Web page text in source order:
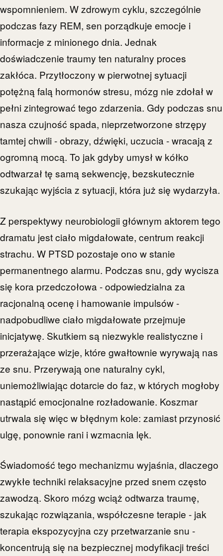
wspomnieniem. W zdrowym cyklu, szczególnie
podczas fazy REM, sen porządkuje emocje i
informacje z minionego dnia. Jednak
doświadczenie traumy ten naturalny proces
zakłóca. Przytłoczony w pierwotnej sytuacji
potężną falą hormonów stresu, mózg nie zdołał w
pełni zintegrować tego zdarzenia. Gdy podczas snu
nasza czujność spada, nieprzetworzone strzępy
tamtej chwili - obrazy, dźwięki, uczucia - wracają z
ogromną mocą. To jak gdyby umysł w kółko
odtwarzał tę samą sekwencję, bezskutecznie
szukając wyjścia z sytuacji, która już się wydarzyła.
Z perspektywy neurobiologii głównym aktorem tego
dramatu jest ciało migdałowate, centrum reakcji
strachu. W PTSD pozostaje ono w stanie
permanentnego alarmu. Podczas snu, gdy wycisza
się kora przedczołowa - odpowiedzialna za
racjonalną ocenę i hamowanie impulsów -
nadpobudliwe ciało migdałowate przejmuje
inicjatywę. Skutkiem są niezwykle realistyczne i
przerażające wizje, które gwałtownie wyrywają nas
ze snu. Przerywają one naturalny cykl,
uniemożliwiając dotarcie do faz, w których mogłoby
nastąpić emocjonalne rozładowanie. Koszmar
utrwala się więc w błędnym kole: zamiast przynosić
ulgę, ponownie rani i wzmacnia lęk.
Świadomość tego mechanizmu wyjaśnia, dlaczego
zwykłe techniki relaksacyjne przed snem często
zawodzą. Skoro mózg wciąż odtwarza traumę,
szukając rozwiązania, współczesne terapie - jak
terapia ekspozycyjna czy przetwarzanie snu -
koncentrują się na bezpiecznej modyfikacji treści